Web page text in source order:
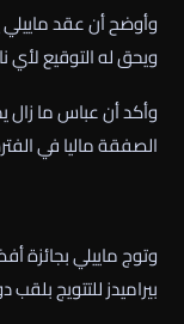
وأوضح أن عقد ماييلي
ويحق له التوقيع لأي
وأكد أن عباس ما زال
الصفقة ماليا في
وتوج ماييلي بجائزة
بيراميدز للتتويج